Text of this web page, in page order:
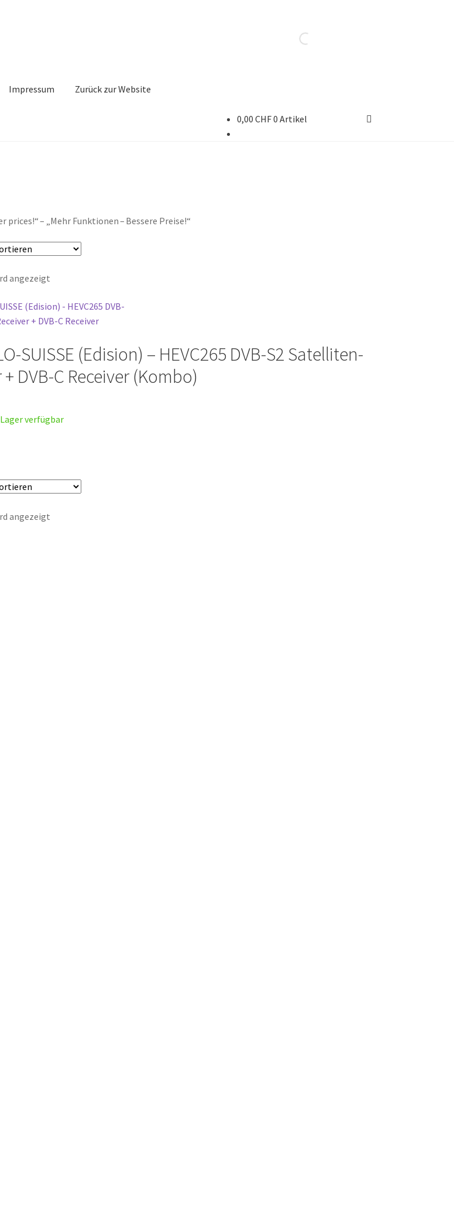
Impressum Zurück zur Website
0,00 CHF0 Artikel
prices!“ – „Mehr Funktionen – Bessere Preise!“
angezeigt
SUISSE (Edision) – HEVC265 DVB-S2 Satelliten-
+ DVB-C Receiver (Kombo)
verfügbar
angezeigt